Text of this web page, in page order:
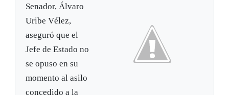
Senador, Álvaro
Uribe Vélez,
aseguró que el
Jefe de Estado no
se opuso en su
momento al asilo
concedido a la